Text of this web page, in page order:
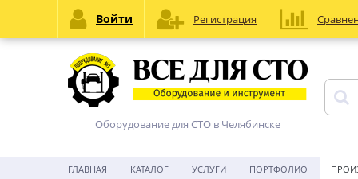
Оборудование для СТО в Челябинске
ГЛАВНАЯ КАТАЛОГ УСЛУГИ ПОРТФОЛИО
Войти Регистрация